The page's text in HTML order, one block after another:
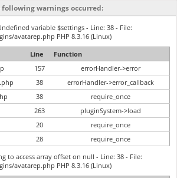
following warnings occurred:
variable $settings - Line: 38 - File:
avatarep.php PHP 8.3.16 (Linux)
Line
Function
157
errorHandler->error
38
errorHandler->error_callback
38
require_once
263
pluginSystem->load
20
require_once
28
require_once
to access array offset on null - Line: 38 - File:
avatarep.php PHP 8.3.16 (Linux)